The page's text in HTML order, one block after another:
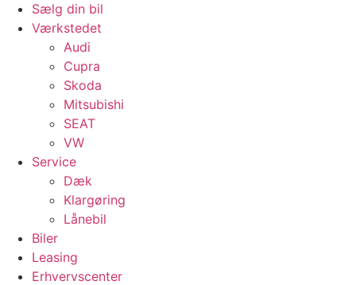
Sælg din bil
Værkstedet
Audi
Cupra
Skoda
Mitsubishi
SEAT
VW
Service
Dæk
Klargøring
Lånebil
Biler
Leasing
Erhvervscenter